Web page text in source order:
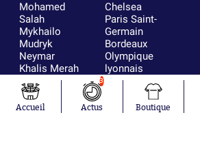
Mohamed
Salah
Mykhailo
Mudryk
Neymar
Khalis Merah
Loïs Openda
Moussa
Niakhaté
Chelsea
Paris Saint-
Germain
Bordeaux
Olympique
lyonnais
FIFA
Real Madrid
RC Strasbourg
Accueil
3
Actus Boutique